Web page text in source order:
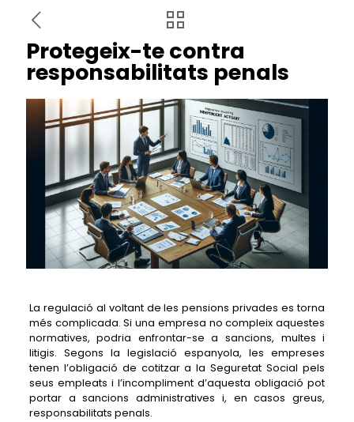
Protegeix-te contra
responsabilitats penals
La regulació al voltant de les pensions privades es torna
més complicada. Si una empresa no compleix aquestes
normatives, podria enfrontar-se a sancions, multes i
litigis. Segons la legislació espanyola, les empreses
tenen l’obligació de cotitzar a la Seguretat Social pels
seus empleats i l’incompliment d’aquesta obligació pot
portar a sancions administratives i, en casos greus,
responsabilitats penals.